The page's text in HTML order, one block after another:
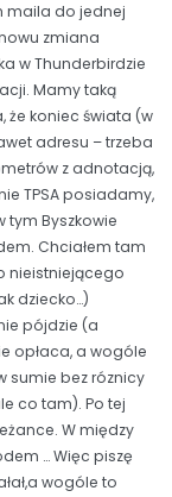
maila do jednej
zmiana
w Thunderbirdzie
Mamy taką
że koniec świata (w
adresu – trzeba
z adnotacją,
TPSA posiadamy,
tym Byszkowie
Chciałem tam
nieistniejącego
dziecko…)
pójdzie (a
opłaca, a wogóle
sumie bez róznicy
co tam). Po tej
W między
… Więc piszę
wogóle to